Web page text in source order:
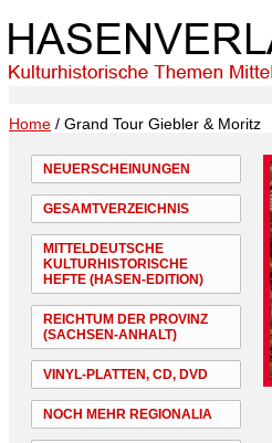
Home / Grand Tour Giebler & Moritz
NEUERSCHEINUNGEN
GESAMTVERZEICHNIS
MITTELDEUTSCHE
KULTURHISTORISCHE
HEFTE (HASEN-EDITION)
REICHTUM DER PROVINZ
(SACHSEN-ANHALT)
VINYL-PLATTEN, CD, DVD
NOCH MEHR REGIONALIA